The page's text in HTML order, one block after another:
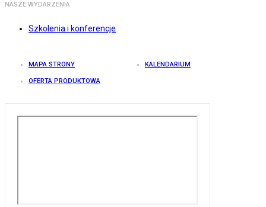
NASZE WYDARZENIA
Szkolenia i konferencje
MAPA STRONY KALENDARIUM
OFERTA PRODUKTOWA